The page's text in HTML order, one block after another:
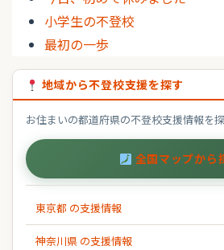
小学生の不登校
最初の一歩
地域から不登校支援を探す
お住まいの都道府県の不登校支援情報を
全国マップから
東京都 の支援情報
神奈川県 の支援情報